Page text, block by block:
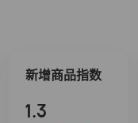
新增商品指数
1.3